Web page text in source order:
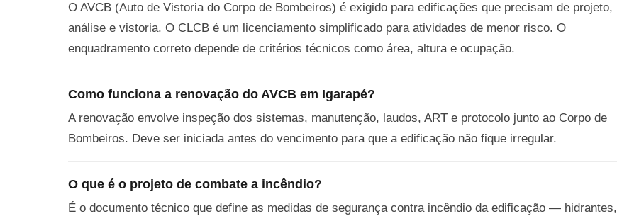
O AVCB (Auto de Vistoria do Corpo de Bombeiros) é exigido para edificações que precisam de projeto,
análise e vistoria. O CLCB é um licenciamento simplificado para atividades de menor risco. O
enquadramento correto depende de critérios técnicos como área, altura e ocupação.
Como funciona a renovação do AVCB em Igarapé?
A renovação envolve inspeção dos sistemas, manutenção, laudos, ART e protocolo junto ao Corpo de
Bombeiros. Deve ser iniciada antes do vencimento para que a edificação não fique irregular.
O que é o projeto de combate a incêndio?
É o documento técnico que define as medidas de segurança contra incêndio da edificação — hidrantes,